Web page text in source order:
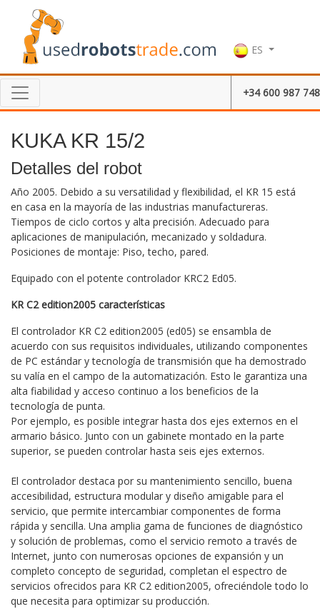
ES
+34 600 987 748
KUKA KR 15/2
Detalles del robot
Año 2005. Debido a su versatilidad y flexibilidad, el KR 15 está
en casa en la mayoría de las industrias manufactureras.
Tiempos de ciclo cortos y alta precisión. Adecuado para
aplicaciones de manipulación, mecanizado y soldadura.
Posiciones de montaje: Piso, techo, pared.
Equipado con el potente controlador KRC2 Ed05.
KR C2 edition2005 características
El controlador KR C2 edition2005 (ed05) se ensambla de
acuerdo con sus requisitos individuales, utilizando componentes
de PC estándar y tecnología de transmisión que ha demostrado
su valía en el campo de la automatización. Esto le garantiza una
alta fiabilidad y acceso continuo a los beneficios de la
tecnología de punta.
Por ejemplo, es posible integrar hasta dos ejes externos en el
armario básico. Junto con un gabinete montado en la parte
superior, se pueden controlar hasta seis ejes externos.
El controlador destaca por su mantenimiento sencillo, buena
accesibilidad, estructura modular y diseño amigable para el
servicio, que permite intercambiar componentes de forma
rápida y sencilla. Una amplia gama de funciones de diagnóstico
y solución de problemas, como el servicio remoto a través de
Internet, junto con numerosas opciones de expansión y un
completo concepto de seguridad, completan el espectro de
servicios ofrecidos para KR C2 edition2005, ofreciéndole todo lo
que necesita para optimizar su producción.